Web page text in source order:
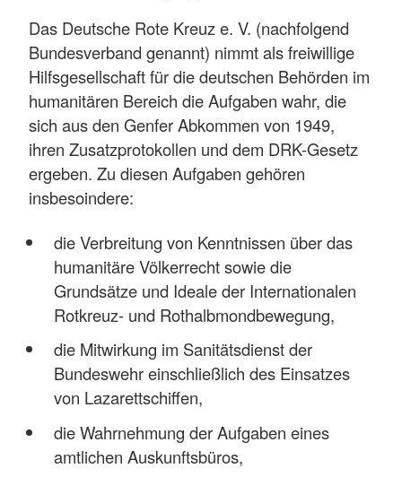
Das Deutsche Rote Kreuz e. V. (nachfolgend
Bundesverband genannt) nimmt als freiwillige
Hilfsgesellschaft für die deutschen Behörden im
humanitären Bereich die Aufgaben wahr, die
sich aus den Genfer Abkommen von 1949,
ihren Zusatzprotokollen und dem DRK-Gesetz
ergeben. Zu diesen Aufgaben gehören
insbesoindere:
die Verbreitung von Kenntnissen über das
humanitäre Völkerrecht sowie die
Grundsätze und Ideale der Internationalen
Rotkreuz- und Rothalbmondbewegung,
die Mitwirkung im Sanitätsdienst der
Bundeswehr einschließlich des Einsatzes
von Lazarettschiffen,
die Wahrnehmung der Aufgaben eines
amtlichen Auskunftsbüros,